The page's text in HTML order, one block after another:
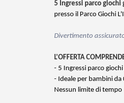
5 Ingressi parco giochi
presso il Parco Giochi
Divertimento
L'OFFERTA
- 5 Ingressi parco
- Ideale per bambini da
Nessun limite di tempo